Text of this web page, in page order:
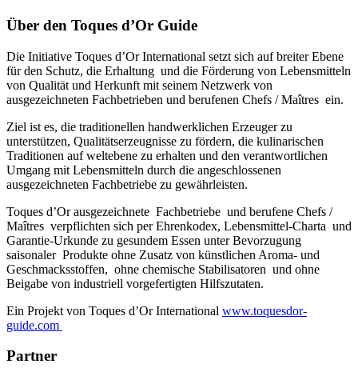
Über den Toques d’Or Guide
Die Initiative Toques d’Or International setzt sich auf breiter Ebene
für den Schutz, die Erhaltung und die Förderung von Lebensmitteln
von Qualität und Herkunft mit seinem Netzwerk von
ausgezeichneten Fachbetrieben und berufenen Chefs / Maîtres ein.
Ziel ist es, die traditionellen handwerklichen Erzeuger zu
unterstützen, Qualitätserzeugnisse zu fördern, die kulinarischen
Traditionen auf weltebene zu erhalten und den verantwortlichen
Umgang mit Lebensmitteln durch die angeschlossenen
ausgezeichneten Fachbetriebe zu gewährleisten.
Toques d’Or ausgezeichnete Fachbetriebe und berufene Chefs /
Maîtres verpflichten sich per Ehrenkodex, Lebensmittel-Charta und
Garantie-Urkunde zu gesundem Essen unter Bevorzugung
saisonaler Produkte ohne Zusatz von künstlichen Aroma- und
Geschmacksstoffen, ohne chemische Stabilisatoren und ohne
Beigabe von industriell vorgefertigten Hilfszutaten.
Ein Projekt von Toques d’Or International www.toquesdor-
guide.com
Partner